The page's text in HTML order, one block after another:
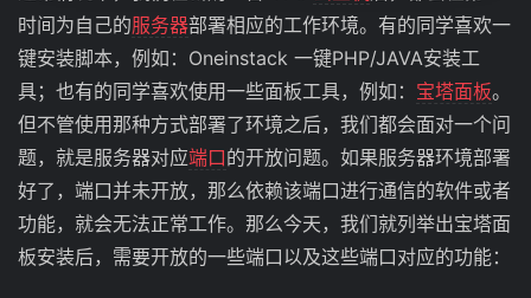
时间为自己的服务器部署相应的工作环境。有的同学喜欢一
键安装脚本，例如：Oneinstack 一键PHP/JAVA安装工
具；也有的同学喜欢使用一些面板工具，例如： 宝塔面板。
但不管使用那种方式部署了环境之后，我们都会面对一个问
题，就是服务器对应端口的开放问题。如果服务器环境部署
好了，端口并未开放，那么依赖该端口进行通信的软件或者
功能，就会无法正常工作。那么今天，我们就列举出宝塔面
板安装后，需要开放的一些端口以及这些端口对应的功能：